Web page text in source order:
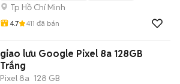
Tp Hồ Chí Minh
4.7 411 đã bán
giao lưu Google Pixel 8a 128GB
Trắng
Pixel 8a 128 GB